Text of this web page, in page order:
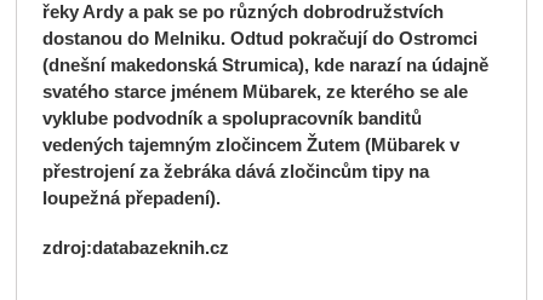
řeky Ardy a pak se po různých dobrodružstvích
dostanou do Melniku. Odtud pokračují do Ostromci
(dnešní makedonská Strumica), kde narazí na údajně
svatého starce jménem Mübarek, ze kterého se ale
vyklube podvodník a spolupracovník banditů
vedených tajemným zločincem Žutem (Mübarek v
přestrojení za žebráka dává zločincům tipy na
loupežná přepadení).
zdroj:databazeknih.cz